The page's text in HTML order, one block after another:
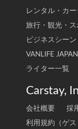
レンタル・カ
旅行・観光・ス
ビジネスシーン
VANLIFE
ライター一覧
Carstay,
会社概要 採
利用規約（ゲス